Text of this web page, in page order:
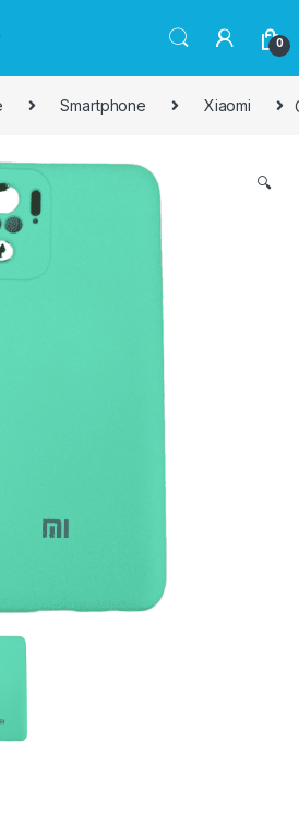
0
Smartphone Xiaomi
🔍